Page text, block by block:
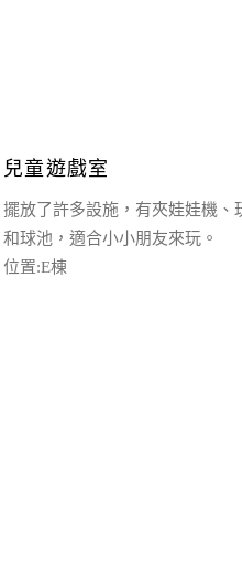
兒童遊戲室
擺放了許多設施，有夾娃娃機、
和球池，適合小小朋友來玩。
位置:E棟